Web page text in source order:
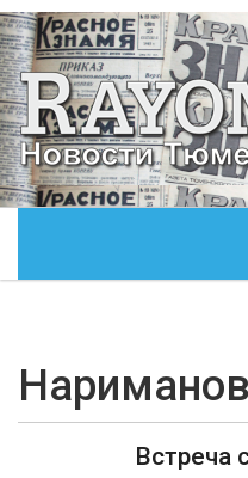
ОБЩЕСТВО
ЭКОНОМИКА
Встреча